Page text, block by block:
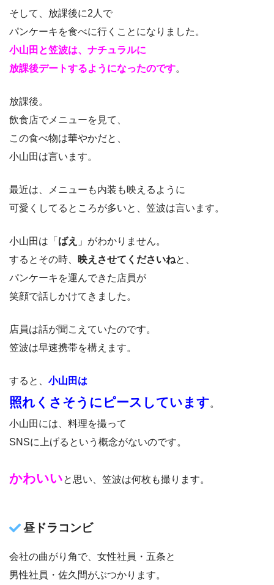
そして、放課後に2人で
パンケーキを食べに行くことになりました。
小山田と笠波は、ナチュラルに
放課後デートするようになったのです。
放課後。
飲食店でメニューを見て、
この食べ物は華やかだと、
小山田は言います。
最近は、メニューも内装も映えるように
可愛くしてるところが多いと、笠波は言います。
小山田は「 ばえ 」がわかりません。
するとその時、
映えさせてくださいねと、
パンケーキを運んできた店員が
笑顔で話しかけてきました。
店員は話が聞こえていたのです。
笠波は早速携帯を構えます。
すると、 小山田は
照れくさそうにピースしています。
小山田には、料理を撮って
SNSに上げるという概念がないのです。
かわいいと思い、笠波は何枚も撮ります。
昼ドラコンビ
会社の曲がり角で、女性社員・五条と
男性社員・佐久間がぶつかります。